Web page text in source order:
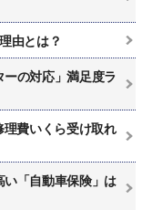
由とは？
の対応」満足度ラ
費いくら受け取れ
「自動車保険」は